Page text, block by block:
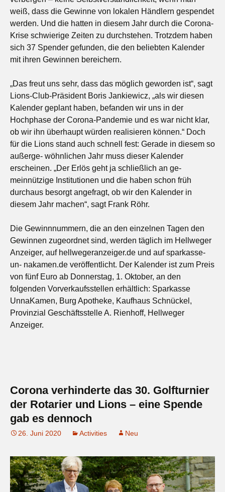
weiß, dass die Gewinne von lokalen Händlern gespendet
werden. Und die hatten in diesem Jahr durch die Corona-
Krise schwierige Zeiten zu durchstehen. Trotzdem haben
sich 37 Spender gefunden, die den beliebten Kalender
mit ihren Gewinnen bereichern.
„Das freut uns sehr, dass das möglich geworden ist“, sagt
Lions-Club-Präsident Boris Jankiewicz, „als wir diesen
Kalender geplant haben, befanden wir uns in der
Hochphase der Corona-Pandemie und es war nicht klar,
ob wir ihn überhaupt würden realisieren können.“ Doch
für die Lions stand auch schnell fest: Gerade in diesem so
außerge- wöhnlichen Jahr muss dieser Kalender
erscheinen. „Der Erlös geht ja schließlich an ge-
meinnützige Institutionen und die haben schon früh
durchaus besorgt angefragt, ob wir den Kalender in
diesem Jahr machen“, sagt Frank Röhr.
Die Gewinnnummern, die an den einzelnen Tagen den
Gewinnen zugeordnet sind, werden täglich im Hellweger
Anzeiger, auf hellwegeranzeiger.de und auf sparkasse-
un- nakamen.de veröffentlicht. Der Kalender ist zum Preis
von fünf Euro ab Donnerstag, 1. Oktober, an den
folgenden Vorverkaufsstellen erhältlich: Sparkasse
UnnaKamen, Burg Apotheke, Kaufhaus Schnückel,
Provinzial Geschäftsstelle A. Rienhoff, Hellweger
Anzeiger.
Corona verhinderte das 30. Golfturnier
der Rotarier und Lions – eine Spende
gab es dennoch
26. Juni 2020 Activities Neu